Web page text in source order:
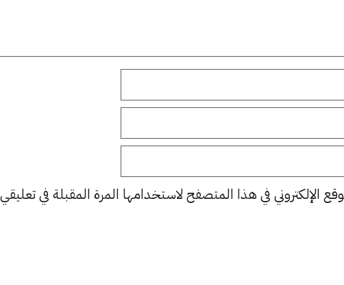
الإلكتروني في هذا المتصفح لاستخدامها المرة المقبلة في